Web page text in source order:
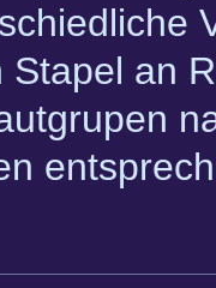
Stapel an